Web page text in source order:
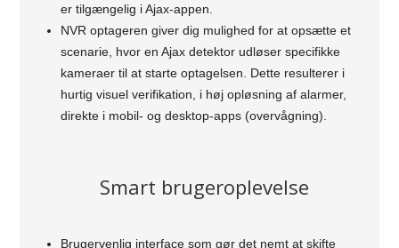
er tilgængelig i Ajax-appen.
NVR optageren giver dig mulighed for at opsætte et
scenarie, hvor en Ajax detektor udløser specifikke
kameraer til at starte optagelsen. Dette resulterer i
hurtig visuel verifikation, i høj opløsning af alarmer,
direkte i mobil- og desktop-apps (overvågning).
Smart brugeroplevelse
Brugervenlig interface som gør det nemt at skifte